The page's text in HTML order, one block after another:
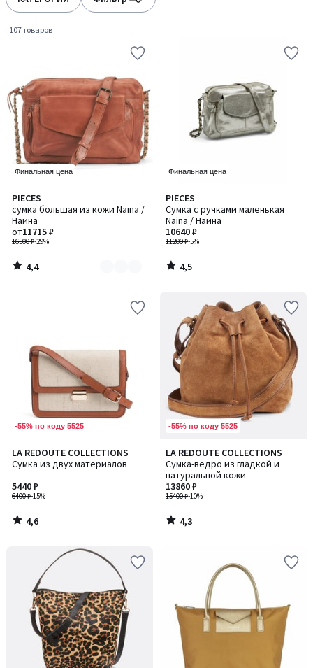
107 товаров
Финальная цена
PIECES
сумка большая из кожи Naina /
Наина
16500 ₽-29%
от11715 ₽
4,4
/ 5
Количество
цветов:
3
4,4
/
Финальная цена
PIECES
Сумка с ручками маленькая
Naina / Наина
11200 ₽-5%
10640 ₽
4,5
/ 5
4,5
/
-55% по коду 5525
LA REDOUTE COLLECTIONS
Сумка из двух материалов
6400 ₽-15%
5440 ₽
4,6
/ 5
4,6
/
-55% по коду 5525
LA REDOUTE COLLECTIONS
Сумка-ведро из гладкой и
натуральной кожи
15400 ₽-10%
13860 ₽
4,3
/ 5
4,3
/